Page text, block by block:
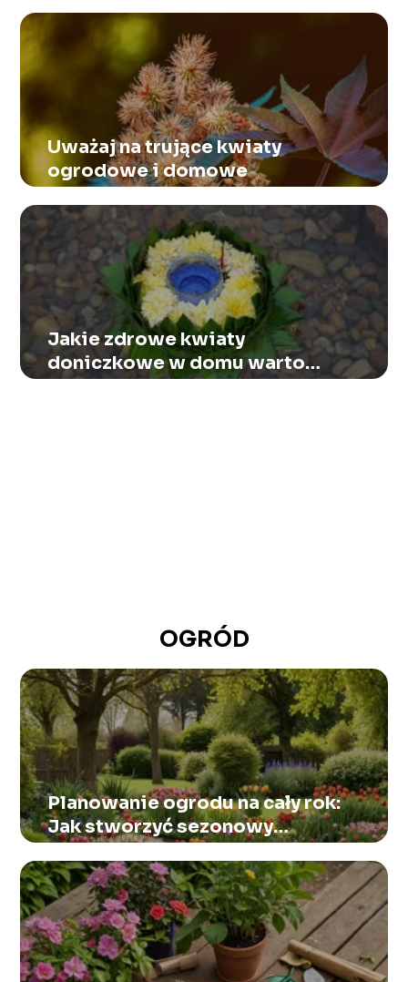
Uważaj na trujące kwiaty
ogrodowe i domowe
Jakie zdrowe kwiaty
doniczkowe w domu warto
mieć?
OGRÓD
Planowanie ogrodu na cały rok:
Jak stworzyć sezonowy
harmonogram prac